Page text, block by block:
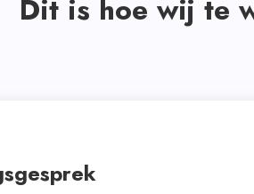
Dit is hoe wij te